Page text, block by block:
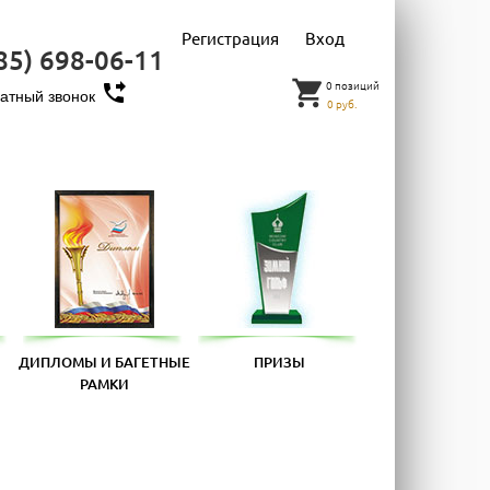
Регистрация Вход
698-06-11
звонок phone_forwarded shopping_cart 0 позиций
0 руб.
ДИПЛОМЫ И БАГЕТНЫЕ
РАМКИ
ПРИЗЫ